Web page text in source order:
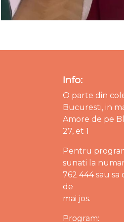
Info:
O parte din
Bucuresti, in
Amore de pe
27, et 1
Pentru
sunati la
762 444 sau
de
mai jos.
Program: